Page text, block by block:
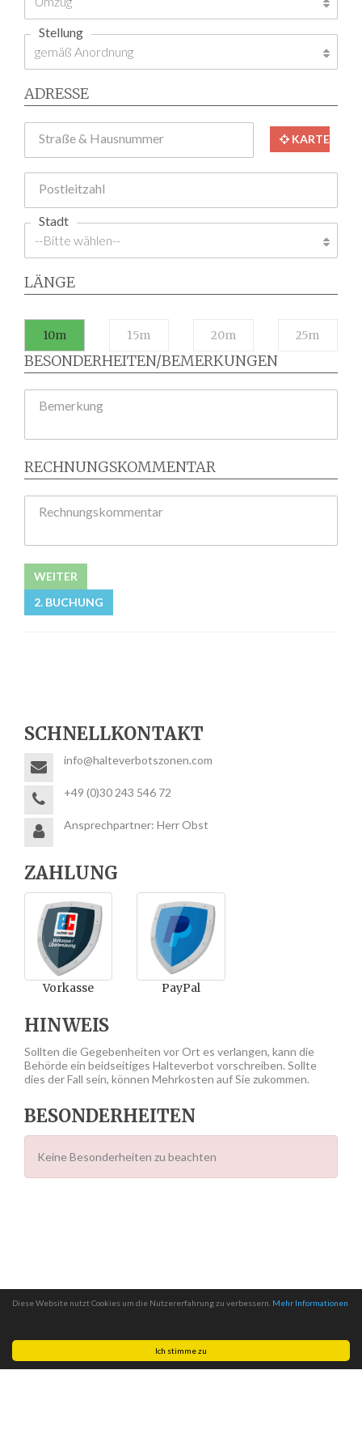
Ich stimme zu
Diese Website nutzt Cookies um die Nutzererfahrung zu verbessern. Mehr Informationen
Stellung
ADRESSE
Straße & Hausnummer KARTE
Postleitzahl
Stadt
LÄNGE
10m 15m 20m 25m
BESONDERHEITEN/BEMERKUNGEN
Bemerkung
RECHNUNGSKOMMENTAR
Rechnungskommentar
WEITER
2. BUCHUNG
SCHNELLKONTAKT
info@halteverbotszonen.com
+49 (0)30 243 546 72
Ansprechpartner: Herr Obst
ZAHLUNG
Vorkasse PayPal
HINWEIS
Sollten die Gegebenheiten vor Ort es verlangen, kann die
Behörde ein beidseitiges Halteverbot vorschreiben. Sollte
dies der Fall sein, können Mehrkosten auf Sie zukommen.
BESONDERHEITEN
Keine Besonderheiten zu beachten